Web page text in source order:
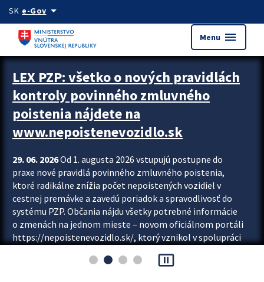
Preskocit na hlavný obsah
SK e-Govarrow_drop_down
Menu menu
Zastavit automatický posun upútavok
LEX PZP: všetko o nových pravidlách
kontroly povinného zmluvného
poistenia nájdete na
www.nepoistenevozidlo.sk
29. 06. 2026Od 1. augusta 2026 vstupujú postupne do
praxe nové pravidlá povinného zmluvného poistenia,
ktoré radikálne znížia počet nepoistených vozidiel v
cestnej premávke a zavedú poriadok a spravodlivosť do
systému PZP. Občania nájdu všetky potrebné informácie
o zmenách na jednom mieste – novom oficiálnom portáli
https://nepoistenevozidlo.sk/, ktorý vznikol v spolupráci
asociácie poisťovní (SLASPO) a Ministerstva vnútra SR.
pause_presentation